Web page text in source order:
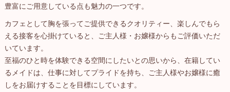
豊富にご用意している点も魅力の一つです。
カフェとして胸を張ってご提供できるクオリティー、楽しんでもら
える接客を心掛けていると、ご主人様・お嬢様からもご評価いただ
いています。
至福のひと時を体験できる空間にしたいとの思いから、在籍してい
るメイドは、仕事に対してプライドを持ち、ご主人様やお嬢様に癒
しをお届けすることを目標にしています。